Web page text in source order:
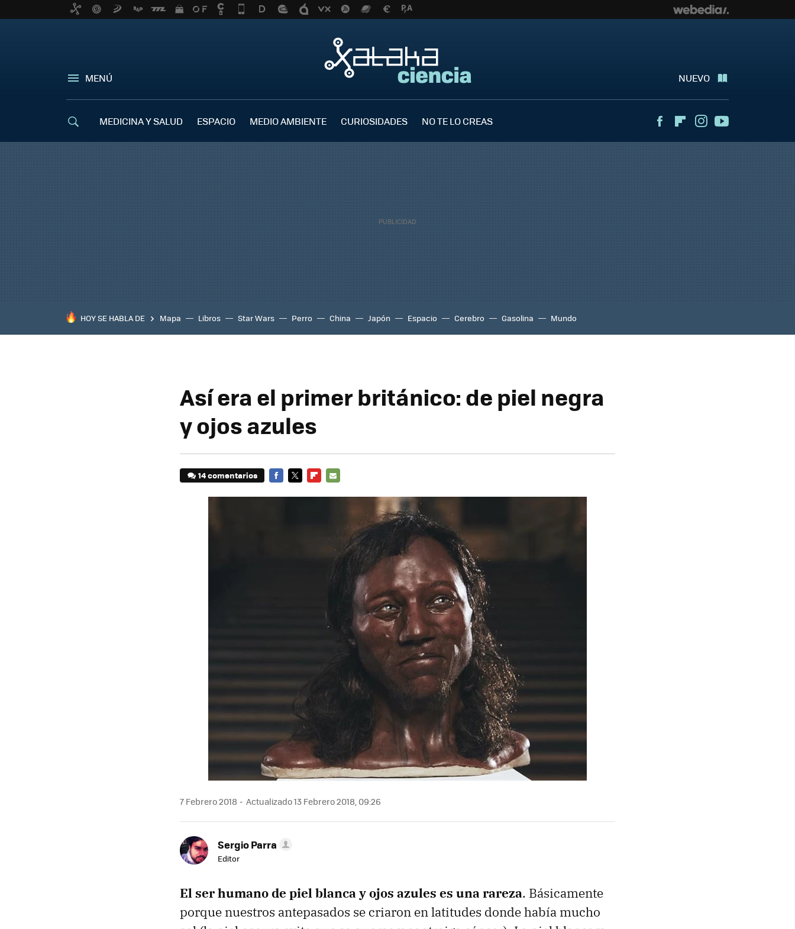
MENÚ NUEVO
MEDICINA Y SALUD ESPACIO MEDIO AMBIENTE CURIOSIDADES NO TE LO CREAS FacebookFlipboardInstagram
HOY SE HABLA DE Mapa Libros Star Wars Perro China Japón Espacio Cerebro Gasolina Mundo
Así era el primer británico: de piel negra
y ojos azules
14 comentarios
7 Febrero 2018 Actualizado 13 Febrero 2018, 09:26
Sergio Parra
Editor
El ser humano de piel blanca y ojos azules es una rareza. Básicamente
porque nuestros antepasados se criaron en latitudes donde había mucho